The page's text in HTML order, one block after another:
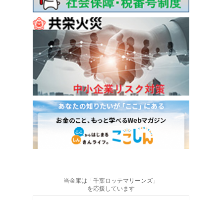
当金庫は「千葉ロッテマリーンズ」
を応援しています